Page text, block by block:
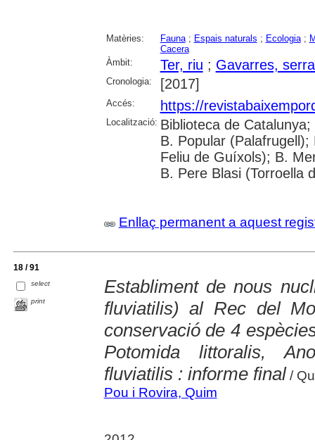
Matèries: Fauna; Espais naturals ; Ecologia;
Cacera
Àmbit:
Ter, riu ; Gavarres,
Cronologia: [2017]
Accés: https://
Localització: Biblioteca de
B. Popular
Feliu de Guíxols); B.
B. Pere Blasi (Torroella
Enllaç permanent a aquest
18 / 91
select
print
Establiment de nous
fluviatilis) al Rec del
conservació de 4
Potomida littoralis,
fluviatilis : informe final/
Pou i Rovira, Quim